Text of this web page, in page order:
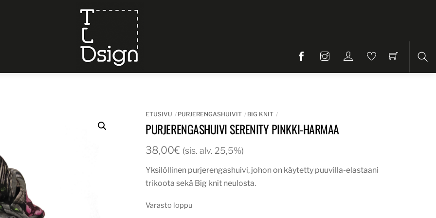
ETUSIVU PURJERENGASHUIVIT BIG KNIT
PURJERENGASHUIVI SERENITY PINKKI-HARMAA
38,00€ (sis. alv. 25,5%)
Yksilöllinen purjerengashuivi, johon on käytetty puuvilla-elastaani
trikoota sekä Big knit neulosta.
Varasto loppu